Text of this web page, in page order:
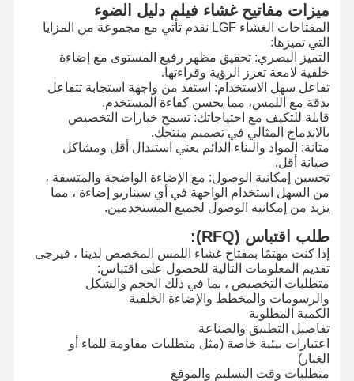
جولة في
المصنع
مراقبة الجودة اتصل بنا أخبار
اطلب اقتباس
تبديل الغشاء المخصص
تبديل الغشاء الصناعي
تبديل غشاء مرن
تبديل غشاء ثنائي الفينيل متعدد الكلور
تبديل الغشاء FPC
ميزات مفاتيح غشاء فيلم دليل الضوء
المفتاحات الغشاء LGF نقدم تأتي مع مجموعة من المزايا
التي تميزها:
التميز البصري: تحقيق مظهر رفيع المستوى مع إضاءة
خلفية لامعة تعزز الرؤية وقراءتها.
تفاعل سهل الاستخدام: استفد من واجهة استجابة تتفاعل
بدقة مع اللمس، مما يحسن كفاءة المستخدم.
قابلة للتكيف مع احتياجاتك: تسمح خيارات التخصيص
بالاندماج المثالي في تصميم منتجك.
متانة: المواد والبناء الدائم يعني استبدال أقل ومشاكل
صيانة أقل.
تحسين إمكانية الوصول: مع الإضاءة الواضحة والمتسقة ،
من السهل استخدام الواجهة في أي سيناريو إضاءة ، مما
يزيد من إمكانية الوصول لجميع المستخدمين.
طلب اقتباس (RFQ):
إذا كنت مهتمًا بمفتاح غشاء اللمس المخصص لدينا ، فيرجى
تقديم المعلومات التالية للحصول على اقتباس:
متطلبات التخصيص ، بما في ذلك الحجم والشكل
والرسومات والمخطط والإضاءة الخلفية
الكمية المطلوبة
تفاصيل التطبيق والصناعة
اعتبارات بيئية خاصة (مثل متطلبات مقاومة للماء أو
الغبار)
متطلبات وقت التسليم والموقع